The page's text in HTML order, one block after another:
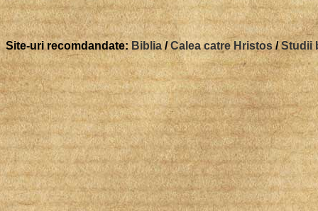
Site-uri recomdandate: Biblia/Calea catre Hristos/Studii